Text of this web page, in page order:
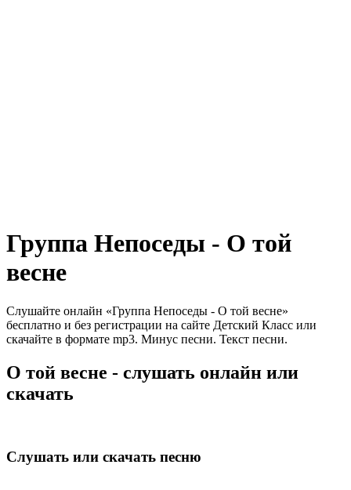
Группа Непоседы - О той
весне
Слушайте онлайн «Группа Непоседы - О той весне»
бесплатно и без регистрации на сайте Детский Класс или
скачайте в формате mp3. Минус песни. Текст песни.
О той весне - слушать онлайн или
скачать
Слушать или скачать песню